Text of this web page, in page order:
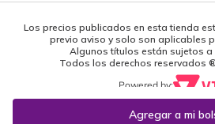
Los precios publicados en esta tienda
previo aviso y solo son aplicables
Algunos títulos están sujetos
Todos los derechos reservados
Powered by: